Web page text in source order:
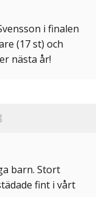
i finalen
(17 st) och
nästa år!
barn. Stort
fint i vårt